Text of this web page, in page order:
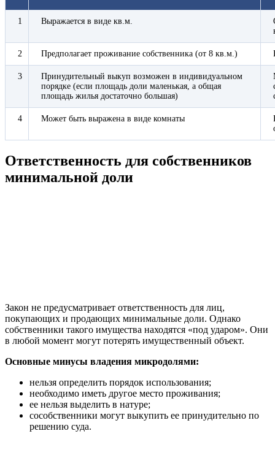
1 Выражается в виде кв.м.
2 Предполагает проживание собственника (от 8 кв.м.)
3
Принудительный выкуп возможен в индивидуальном
порядке (если площадь доли маленькая, а общая
площадь жилья достаточно большая)
4 Может быть выражена в виде комнаты
Ответственность для собственников
минимальной доли
Закон не предусматривает ответственность для лиц,
покупающих и продающих минимальные доли. Однако
собственники такого имущества находятся «под ударом». Они
в любой момент могут потерять имущественный объект.
Основные минусы владения микродолями:
нельзя определить порядок использования;
необходимо иметь другое место проживания;
ее нельзя выделить в натуре;
сособственники могут выкупить ее принудительно по
решению суда.